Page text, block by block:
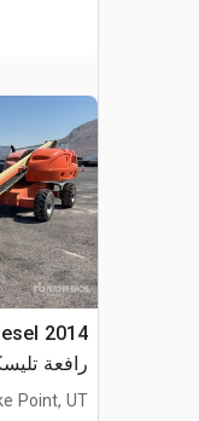
رافعة
Point, UT